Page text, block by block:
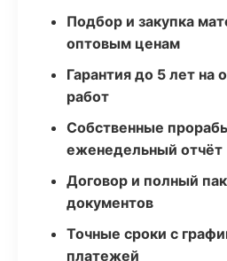
Подбор и закупка
оптовым ценам
Гарантия до 5 лет на
работ
Собственные
еженедельный отчёт
Договор и полный
документов
Точные сроки с
платежей